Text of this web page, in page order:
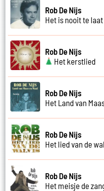
Rob De Nijs
Het is nooit te laat
Rob De Nijs
Het kerstlied
Rob De Nijs
Het Land van
Rob De Nijs
Het lied van de
Rob De Nijs
Het meisje de